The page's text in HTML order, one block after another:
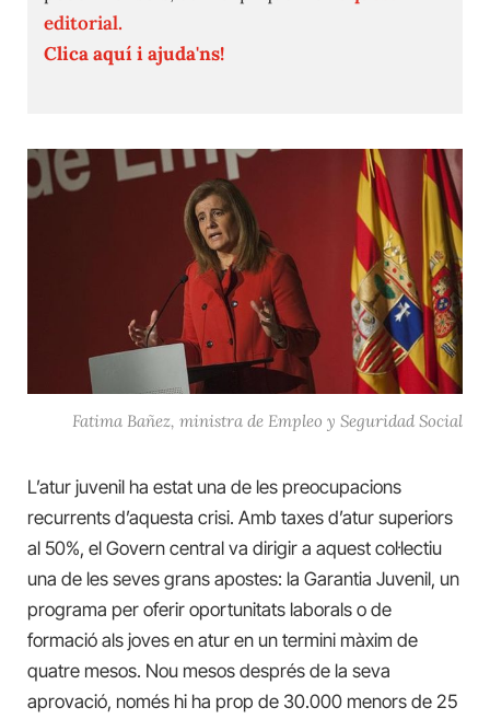
editorial.
Clica aquí i ajuda'ns!
Fatima Bañez, ministra de Empleo y Seguridad Social
L’atur juvenil ha estat una de les preocupacions
recurrents d’aquesta crisi. Amb taxes d’atur superiors
al 50%, el Govern central va dirigir a aquest col·lectiu
una de les seves grans apostes: la Garantia Juvenil, un
programa per oferir oportunitats laborals o de
formació als joves en atur en un termini màxim de
quatre mesos. Nou mesos després de la seva
aprovació, només hi ha prop de 30.000 menors de 25